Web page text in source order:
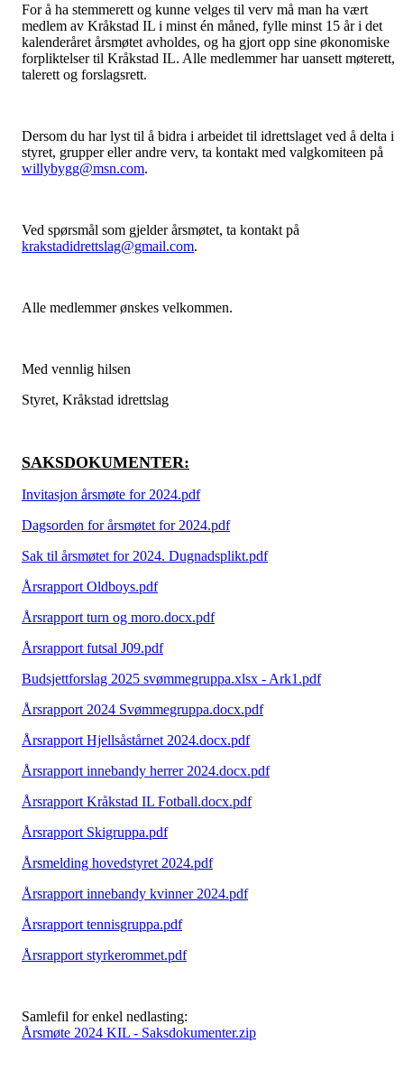
For å ha stemmerett og kunne velges til verv må man ha vært
medlem av Kråkstad IL i minst én måned, fylle minst 15 år i det
kalenderåret årsmøtet avholdes, og ha gjort opp sine økonomiske
forpliktelser til Kråkstad IL. Alle medlemmer har uansett møterett,
talerett og forslagsrett.
Dersom du har lyst til å bidra i arbeidet til idrettslaget ved å delta i
styret, grupper eller andre verv, ta kontakt med valgkomiteen på
willybygg@msn.com.
Ved spørsmål som gjelder årsmøtet, ta kontakt på
krakstadidrettslag@gmail.com.
Alle medlemmer ønskes velkommen.
Med vennlig hilsen
Styret, Kråkstad idrettslag
SAKSDOKUMENTER:
Invitasjon årsmøte for 2024.pdf
Dagsorden for årsmøtet for 2024.pdf
Sak til årsmøtet for 2024. Dugnadsplikt.pdf
Årsrapport Oldboys.pdf
Årsrapport turn og moro.docx.pdf
Årsrapport futsal J09.pdf
Budsjettforslag 2025 svømmegruppa.xlsx - Ark1.pdf
Årsrapport 2024 Svømmegruppa.docx.pdf
Årsrapport Hjellsåstårnet 2024.docx.pdf
Årsrapport innebandy herrer 2024.docx.pdf
Årsrapport Kråkstad IL Fotball.docx.pdf
Årsrapport Skigruppa.pdf
Årsmelding hovedstyret 2024.pdf
Årsrapport innebandy kvinner 2024.pdf
Årsrapport tennisgruppa.pdf
Årsrapport styrkerommet.pdf
Samlefil for enkel nedlasting:
Årsmøte 2024 KIL - Saksdokumenter.zip